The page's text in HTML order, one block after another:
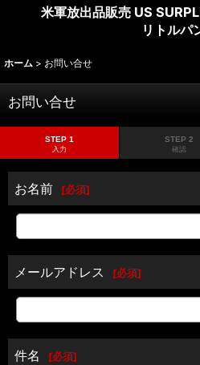
米軍放出品販売 US
リトルパ
ホーム > お問い合せ
お問い合せ
STEP 1
入力
STEP 2
確認
お名前 [必須]
メールアドレス [必須]
件名 [必須]